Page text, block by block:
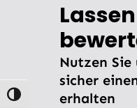
Umschalten auf hohe
Nutzen
sicher
erhalten